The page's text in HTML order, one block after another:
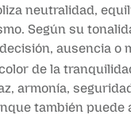
neutralidad,
Según su
ausencia o
de la
armonía,
también puede